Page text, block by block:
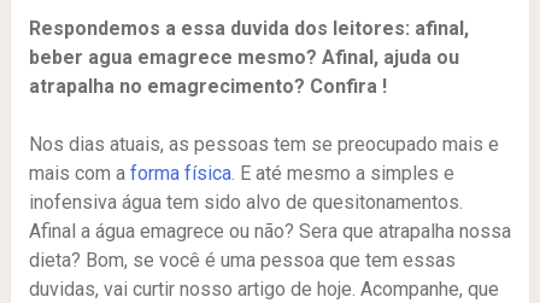
Respondemos a essa duvida dos leitores: afinal,
beber agua emagrece mesmo? Afinal, ajuda ou
atrapalha no emagrecimento? Confira !
Nos dias atuais, as pessoas tem se preocupado mais e
mais com a forma física. E até mesmo a simples e
inofensiva água tem sido alvo de quesitonamentos.
Afinal a água emagrece ou não? Sera que atrapalha nossa
dieta? Bom, se você é uma pessoa que tem essas
duvidas, vai curtir nosso artigo de hoje. Acompanhe, que